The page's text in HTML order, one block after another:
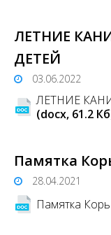
ЛЕТНИЕ
ДЕТЕЙ
03.06.2022
ЛЕТНИЕ
(docx, 61.2
Памятка
28.04.2021
Памятка Корь